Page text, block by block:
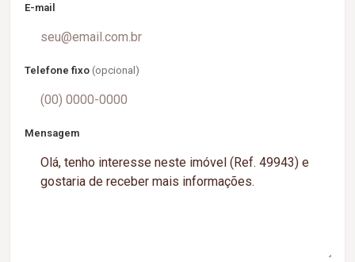
E-mail
Telefone fixo (opcional)
Mensagem